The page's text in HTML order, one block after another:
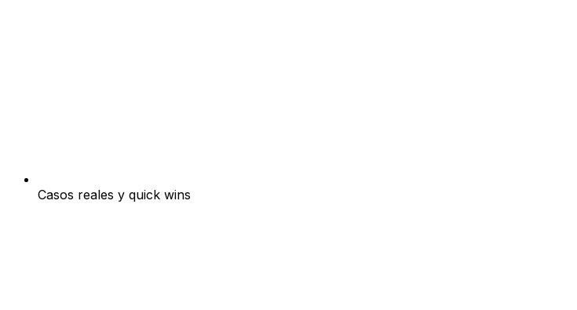
Casos reales y quick wins